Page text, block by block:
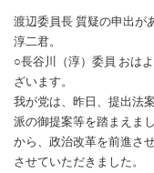
渡辺委員長 質疑の申出が
淳二君。
○長谷川（淳）委員 おは
ざいます。
我が党は、昨日、提出法
派の御提案等を踏まえま
から、政治改革を前進さ
させていただきました。